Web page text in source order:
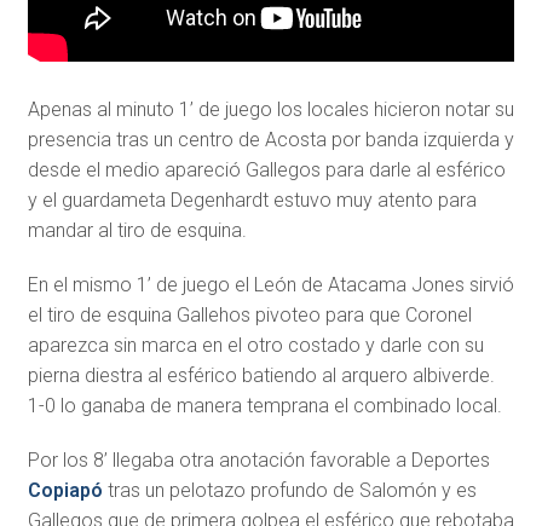
Apenas al minuto 1’ de juego los locales hicieron notar su
presencia tras un centro de Acosta por banda izquierda y
desde el medio apareció Gallegos para darle al esférico
y el guardameta Degenhardt estuvo muy atento para
mandar al tiro de esquina.
En el mismo 1’ de juego el León de Atacama Jones sirvió
el tiro de esquina Gallehos pivoteo para que Coronel
aparezca sin marca en el otro costado y darle con su
pierna diestra al esférico batiendo al arquero albiverde.
1-0 lo ganaba de manera temprana el combinado local.
Por los 8’ llegaba otra anotación favorable a Deportes
Copiapó tras un pelotazo profundo de Salomón y es
Gallegos que de primera golpea el esférico que rebotaba